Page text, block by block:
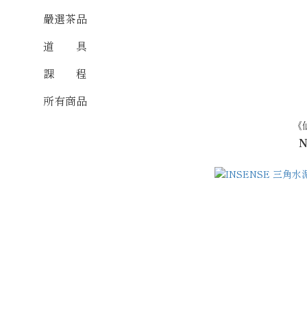
嚴選茶品
道 具
課 程
所有商品